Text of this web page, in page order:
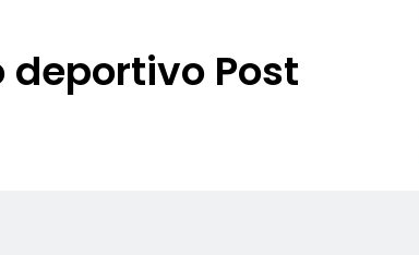
deportivo Post